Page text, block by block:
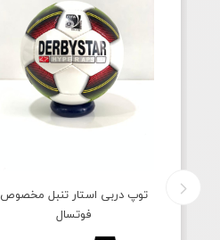
توپ دربی استار تنبل مخصوص
فوتسال